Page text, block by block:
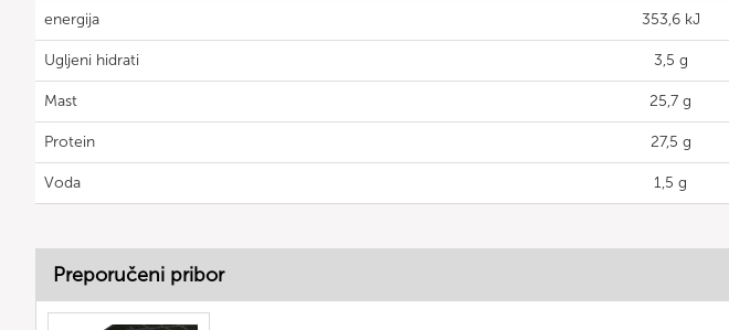
energija 353,6 kJ
Ugljeni hidrati 3,5 g
Mast 25,7 g
Protein 27,5 g
Voda 1,5 g
Preporučeni pribor